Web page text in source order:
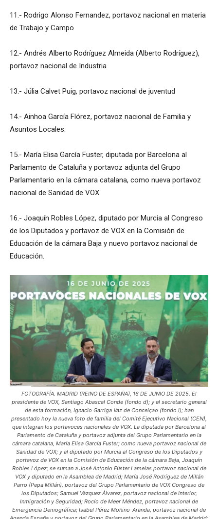
11.- Rodrigo Alonso Fernandez, portavoz nacional en materia
de Trabajo y Campo
12.- Andrés Alberto Rodríguez Almeida (Alberto Rodríguez),
portavoz nacional de Industria
13.- Júlia Calvet Puig, portavoz nacional de juventud
14.- Ainhoa García Flórez, portavoz nacional de Familia y
Asuntos Locales.
15.- María Elisa García Fuster, diputada por Barcelona al
Parlamento de Cataluña y portavoz adjunta del Grupo
Parlamentario en la cámara catalana, como nueva portavoz
nacional de Sanidad de VOX
16.- Joaquín Robles López, diputado por Murcia al Congreso
de los Diputados y portavoz de VOX en la Comisión de
Educación de la cámara Baja y nuevo portavoz nacional de
Educación.
FOTOGRAFÍA. MADRID (REINO DE ESPAÑA), 16 DE JUNIO DE 2025. El
presidente de VOX, Santiago Abascal Conde (fondo d); y el secretario general
de esta formación, Ignacio Garriga Vaz de Conceiçao (fondo i); han
presentado hoy la nueva foto de familia del Comité Ejecutivo Nacional (CEN),
que integran los portavoces nacionales de VOX. La diputada por Barcelona al
Parlamento de Cataluña y portavoz adjunta del Grupo Parlamentario en la
cámara catalana, María Elisa García Fuster; como nueva portavoz nacional de
Sanidad de VOX; y al diputado por Murcia al Congreso de los Diputados y
portavoz de VOX en la Comisión de Educación de la cámara Baja, Joaquín
Robles López; se suman a José Antonio Fúster Lamelas portavoz nacional de
VOX y diputado en la Asamblea de Madrid; María José Rodríguez de Millán
Parro (Pepa Millán), portavoz del Grupo Parlamentario de VOX Congreso de
los Diputados; Samuel Vázquez Álvarez, portavoz nacional de Interior,
Inmigración y Seguridad; Rocío de Meer Méndez, portavoz nacional de
Emergencia Demográfica; Isabel Pérez Moñino-Aranda, portavoz nacional de